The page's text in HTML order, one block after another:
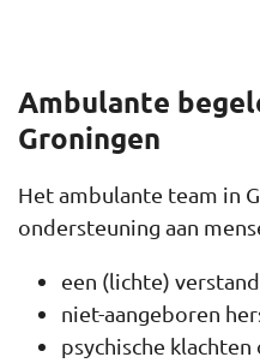
Ambulante
Groningen
Het ambulante team in
ondersteuning aan
een (lichte)
niet-aangeboren
psychische